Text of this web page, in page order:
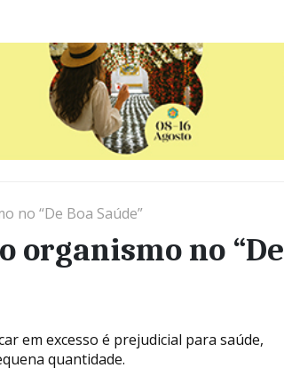
no “De Boa Saúde”
organismo no “De
em excesso é prejudicial para saúde,
quantidade.